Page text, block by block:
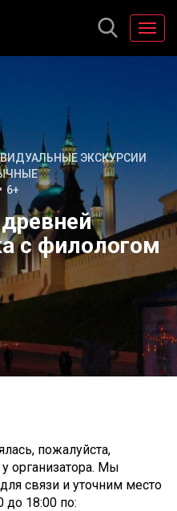
ЭКСКУРСИИ
6+
с филологом
пожалуйста,
у организатора. Мы
связи и уточним место
до 18:00 по: